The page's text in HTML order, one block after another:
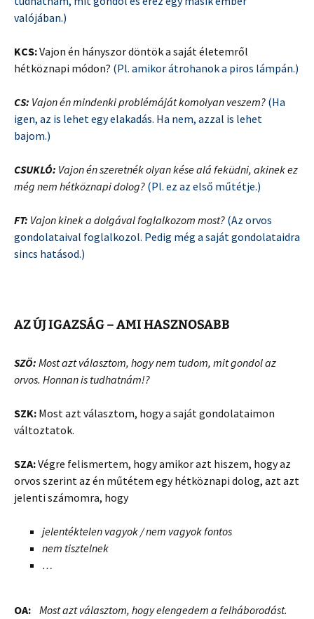
valójában.)
KCS:Vajon én hányszor döntök a saját életemről
hétköznapi módon? (Pl. amikor átrohanok a piros lámpán.)
CS: Vajon én mindenki problémáját komolyan veszem? (Ha
igen, az is lehet egy elakadás. Ha nem, azzal is lehet
bajom.)
CSUKLÓ: Vajon én szeretnék olyan kése alá feküdni, akinek ez
még nem hétköznapi dolog? (Pl. ez az első műtétje.)
FT: Vajon kinek a dolgával foglalkozom most? (Az orvos
gondolataival foglalkozol. Pedig még a saját gondolataidra
sincs hatásod.)
AZ ÚJ IGAZSÁG – AMI HASZNOSABB
SZÖ: Most azt választom, hogy nem tudom, mit gondol az
orvos. Honnan is tudhatnám!?
SZK: Most azt választom, hogy a saját gondolataimon
változtatok.
SZA:Végre felismertem, hogy amikor azt hiszem, hogy az
orvos szerint az én műtétem egy hétköznapi dolog, azt azt
jelenti számomra, hogy
jelentéktelen vagyok / nem vagyok fontos
nem tisztelnek
…
OA: Most azt választom, hogy elengedem a felháborodást.